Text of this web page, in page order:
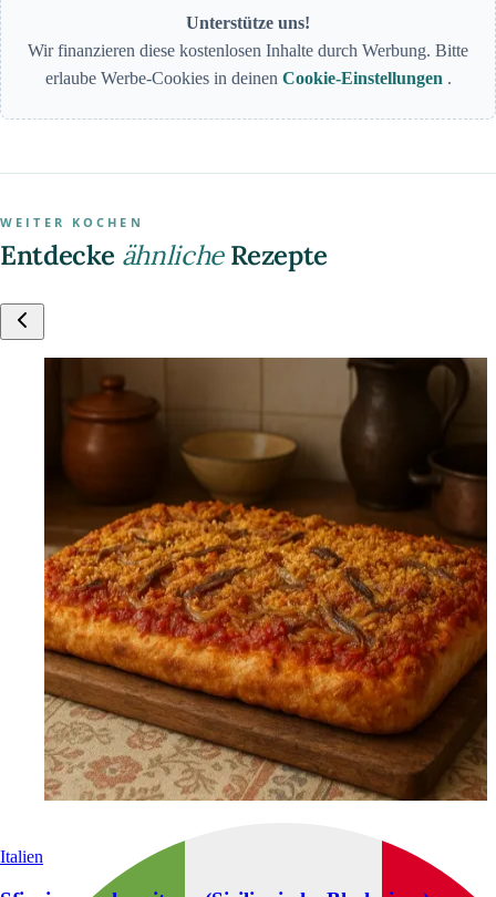
Unterstütze uns!
Wir finanzieren diese kostenlosen Inhalte durch Werbung. Bitte
erlaube Werbe-Cookies in deinen Cookie-Einstellungen .
WEITER KOCHEN
Entdecke ähnlicheRezepte
Italien